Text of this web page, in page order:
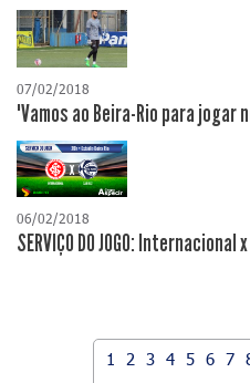
07/02/2018
"Vamos ao Beira-Rio para
06/02/2018
SERVIÇO DO JOGO: Internacional
1 2 3 4 5 6 7